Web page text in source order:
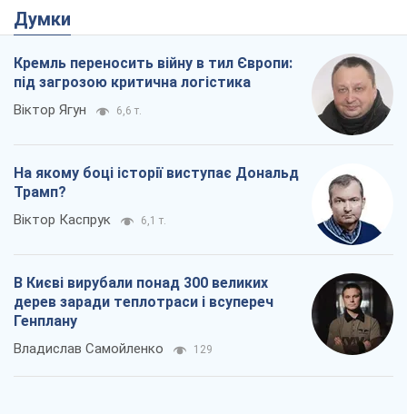
Думки
Кремль переносить війну в тил Європи:
під загрозою критична логістика
Віктор Ягун 6,6 т.
На якому боці історії виступає Дональд
Трамп?
Віктор Каспрук 6,1 т.
В Києві вирубали понад 300 великих
дерев заради теплотраси і всупереч
Генплану
Владислав Самойленко 129